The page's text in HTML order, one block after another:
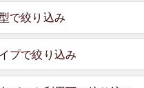
で絞り込み
プで絞り込み